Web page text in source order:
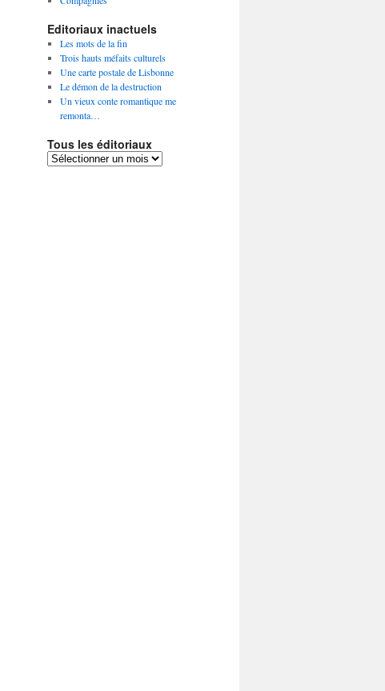
Editoriaux inactuels
Les mots de la fin
Trois hauts méfaits culturels
Une carte postale de Lisbonne
Le démon de la destruction
Un vieux conte romantique me
remonta…
Tous les éditoriaux
Tous